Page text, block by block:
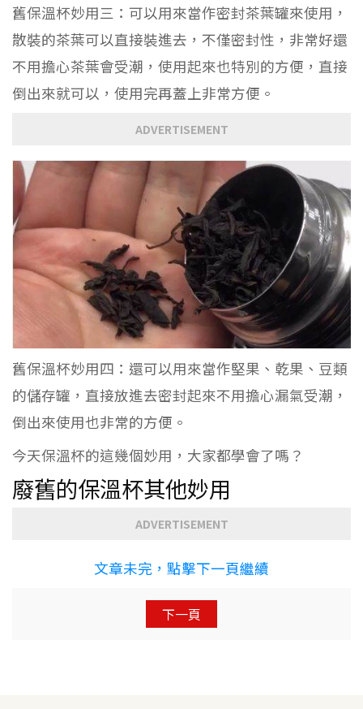
舊保溫杯妙用三：可以用來當作密封茶葉罐來使用，
散裝的茶葉可以直接裝進去，不僅密封性，非常好還
不用擔心茶葉會受潮，使用起來也特別的方便，直接
倒出來就可以，使用完再蓋上非常方便。
ADVERTISEMENT
舊保溫杯妙用四：還可以用來當作堅果、乾果、豆類
的儲存罐，直接放進去密封起來不用擔心漏氣受潮，
倒出來使用也非常的方便。
今天保溫杯的這幾個妙用，大家都學會了嗎？
廢舊的保溫杯其他妙用
ADVERTISEMENT
文章未完，點擊下一頁繼續
下一頁